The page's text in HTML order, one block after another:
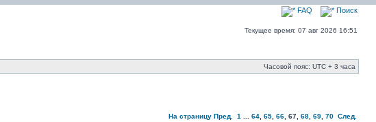
FAQ Поиск
Текущее время: 07 авг 2026 16:51
Часовой пояс: UTC + 3 часа
На страницу Пред. 1 64 65 66 67 68 69 70 След.